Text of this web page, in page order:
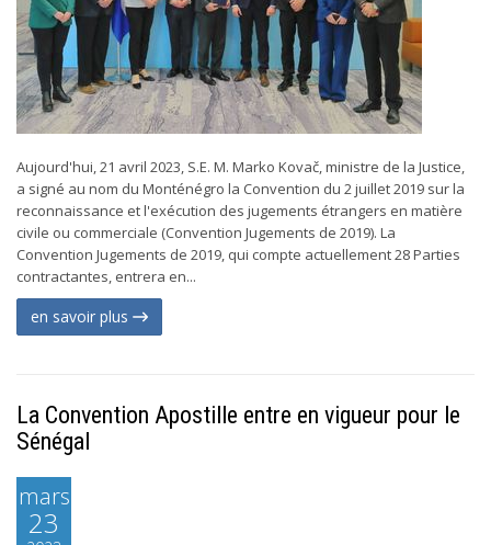
Aujourd'hui, 21 avril 2023, S.E. M. Marko Kovač, ministre de la Justice,
a signé au nom du Monténégro la Convention du 2 juillet 2019 sur la
reconnaissance et l'exécution des jugements étrangers en matière
civile ou commerciale (Convention Jugements de 2019). La
Convention Jugements de 2019, qui compte actuellement 28 Parties
contractantes, entrera en...
en savoir plus
La Convention Apostille entre en vigueur pour le
Sénégal
mars
23